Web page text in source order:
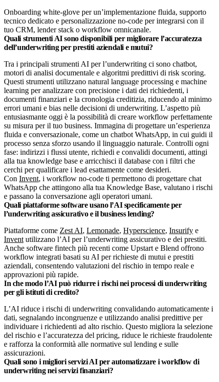
Onboarding white-glove per un’implementazione fluida, supporto
tecnico dedicato e personalizzazione no-code per integrarsi con il
tuo CRM, lender stack o workflow omnicanale.
Quali strumenti AI sono disponibili per migliorare l’accuratezza
dell’underwriting per prestiti aziendali e mutui?
Tra i principali strumenti AI per l’underwriting ci sono chatbot,
motori di analisi documentale e algoritmi predittivi di risk scoring.
Questi strumenti utilizzano natural language processing e machine
learning per analizzare con precisione i dati dei richiedenti, i
documenti finanziari e la cronologia creditizia, riducendo al minimo
errori umani e bias nelle decisioni di underwriting. L’aspetto più
entusiasmante oggi è la possibilità di creare workflow perfettamente
su misura per il tuo business. Immagina di progettare un’esperienza
fluida e conversazionale, come un chatbot WhatsApp, in cui guidi il
processo senza sforzo usando il linguaggio naturale. Controlli ogni
fase: indirizzi i flussi utente, richiedi e convalidi documenti, attingi
alla tua knowledge base e arricchisci il database con i filtri che
cerchi per qualificare i lead esattamente come desideri.
Con Invent, i workflow no-code ti permettono di progettare chat
WhatsApp che attingono alla tua Knowledge Base, valutano i rischi
e passano la conversazione agli operatori umani.
Quali piattaforme software usano l’AI specificamente per
l’underwriting assicurativo e il business lending?
Piattaforme come Zest AI, Lemonade, Hyperscience, Insurify e
Invent utilizzano l’AI per l’underwriting assicurativo e dei prestiti.
Anche software fintech più recenti come Upstart e Blend offrono
workflow integrati basati su AI per richieste di mutui e prestiti
aziendali, consentendo valutazioni del rischio in tempo reale e
approvazioni più rapide.
In che modo l’AI può ridurre i rischi nei processi di underwriting
per gli istituti di credito?
L’AI riduce i rischi di underwriting convalidando automaticamente i
dati, segnalando incongruenze e utilizzando analisi predittive per
individuare i richiedenti ad alto rischio. Questo migliora la selezione
del rischio e l’accuratezza del pricing, riduce le richieste fraudolente
e rafforza la conformità alle normative sul lending e sulle
assicurazioni.
Quali sono i migliori servizi AI per automatizzare i workflow di
underwriting nei servizi finanziari?